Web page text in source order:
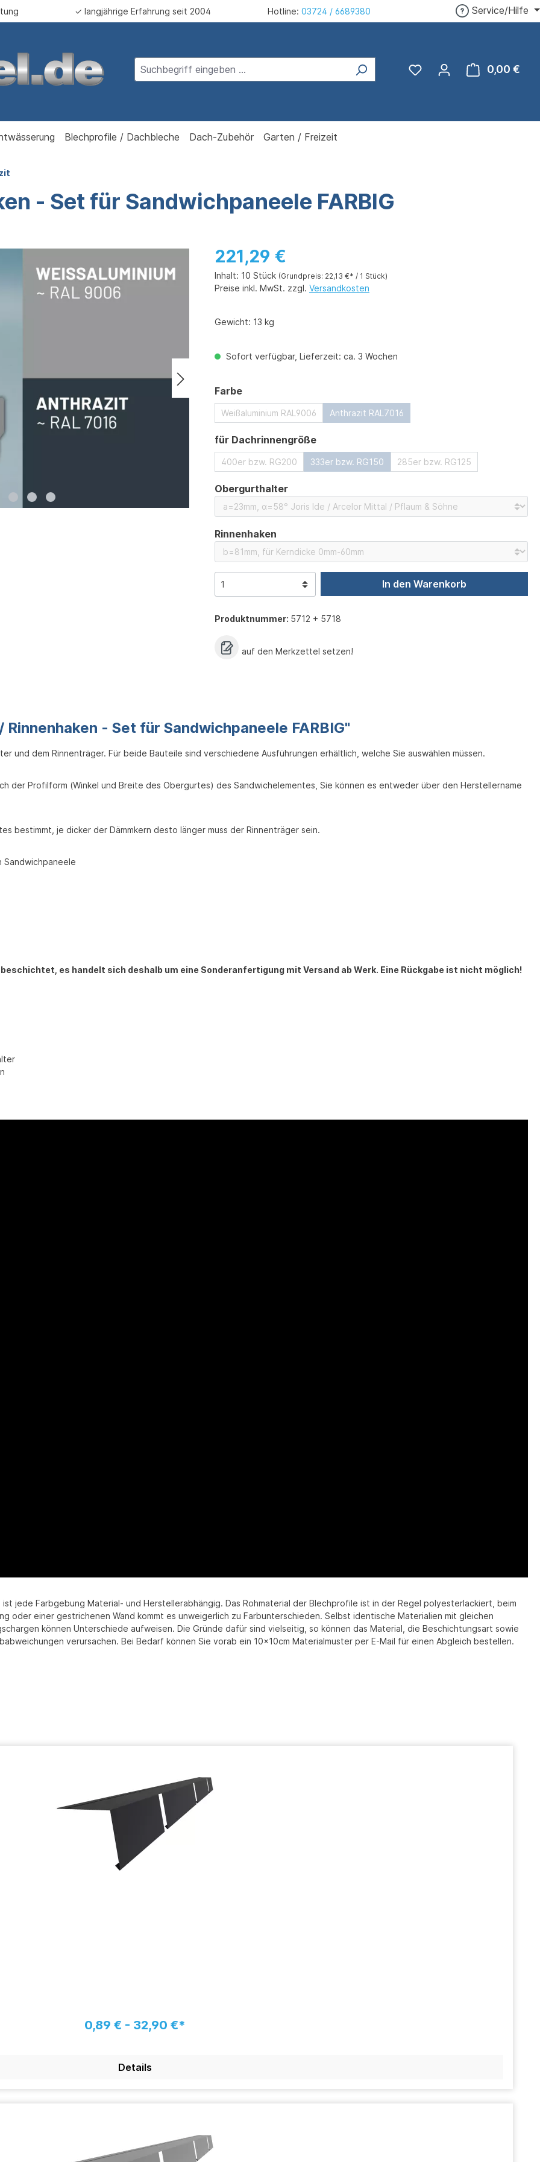
✓ langjährige Erfahrung seit 2004 Hotline:03724 / 6689380
0,00 €
Blechprofile / Dachbleche Dach-Zubehör Garten / Freizeit
- Set für Sandwichpaneele FARBIG
221,29 €
Inhalt: 10 Stück (Grundpreis: 22,13 €* / 1 Stück)
Preise inkl. MwSt. zzgl. Versandkosten
Gewicht: 13 kg
Sofort verfügbar, Lieferzeit: ca. 3 Wochen
Farbeauswählen
Weißaluminium RAL9006 Anthrazit RAL7016
für Dachrinnengrößeauswählen
400er bzw. RG200 333er bzw. RG150 285er bzw. RG125
Obergurthalterauswählen
Rinnenhaken
In den Warenkorb
Produktnummer: 5712 + 5718
auf den Merkzettel setzen!
- Set für Sandwichpaneele FARBIG"
und dem Rinnenträger. Für beide Bauteile sind verschiedene Ausführungen erhältlich, welche Sie auswählen müssen.
der Profilform (Winkel und Breite des Obergurtes) des Sandwichelementes, Sie können es entweder über den Herstellername
bestimmt, je dicker der Dämmkern desto länger muss der Rinnenträger sein.
Sandwichpaneele
es handelt sich deshalb um eine Sonderanfertigung mit Versand ab Werk. Eine Rückgabe ist nicht möglich!
ist jede Farbgebung Material- und Herstellerabhängig. Das Rohmaterial der Blechprofile ist in der Regel polyesterlackiert, beim
oder einer gestrichenen Wand kommt es unweigerlich zu Farbunterschieden. Selbst identische Materialien mit gleichen
können Unterschiede aufweisen. Die Gründe dafür sind vielseitig, so können das Material, die Beschichtungsart sowie
verursachen. Bei Bedarf können Sie vorab ein 10x10cm Materialmuster per E-Mail für einen Abgleich bestellen.
0,89 € - 32,90 €*
Details
Service/Hilfe